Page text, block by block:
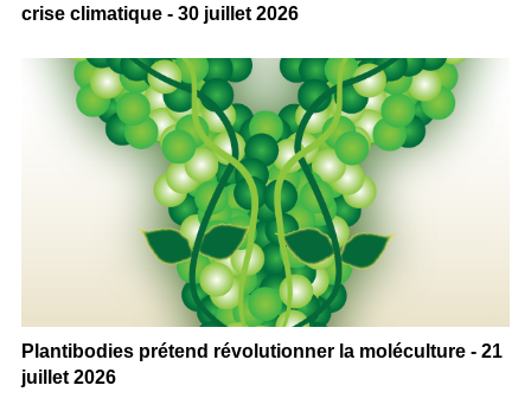
crise climatique - 30 juillet 2026
Plantibodies prétend révolutionner la moléculture - 21
juillet 2026